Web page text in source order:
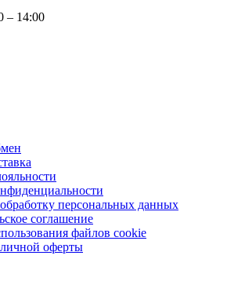
– 14:00
персональных данных
соглашение
файлов cookie
оферты